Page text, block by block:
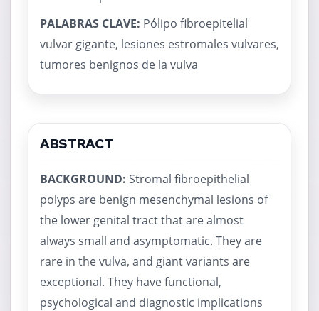
PALABRAS CLAVE: Pólipo fibroepitelial
vulvar gigante, lesiones estromales vulvares,
tumores benignos de la vulva
ABSTRACT
BACKGROUND: Stromal fibroepithelial
polyps are benign mesenchymal lesions of
the lower genital tract that are almost
always small and asymptomatic. They are
rare in the vulva, and giant variants are
exceptional. They have functional,
psychological and diagnostic implications